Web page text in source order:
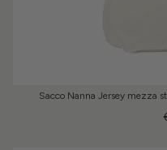
Sacco Nanna Jersey mezza